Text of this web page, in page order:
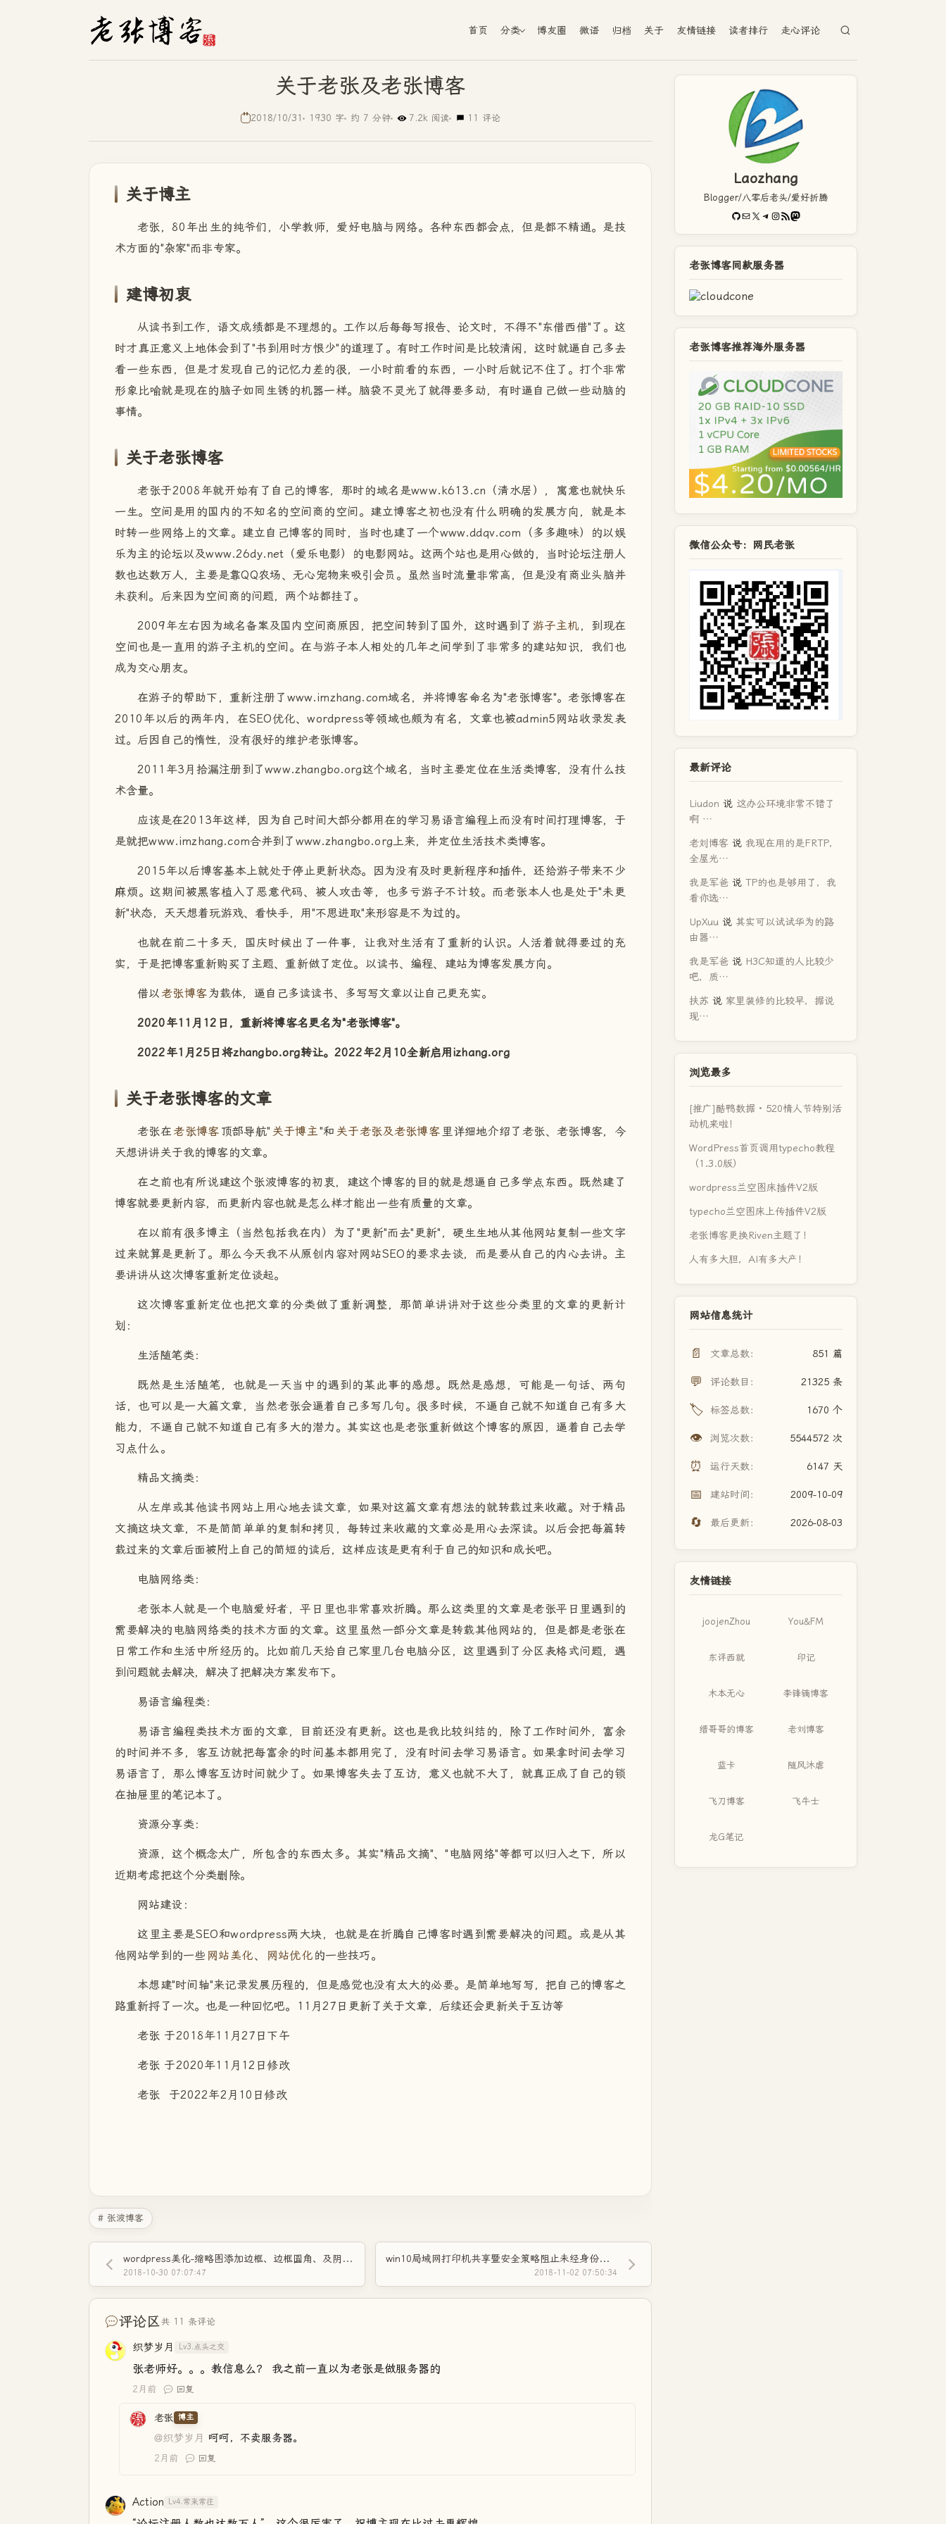
首页 分类 博友圈 微语 归档 关于 友情链接 读者排行 走心评论
关于老张及老张博客
2018/10/31 1930 字 约 7 分钟 7.2k 阅读 11 评论
关于博主
老张，80年出生的纯爷们，小学教师，爱好电脑与网络。各种东西都会点，但是都不精通。是技
术方面的"杂家"而非专家。
建博初衷
从读书到工作，语文成绩都是不理想的。工作以后每每写报告、论文时，不得不"东借西借"了。这
时才真正意义上地体会到了"书到用时方恨少"的道理了。有时工作时间是比较清闲，这时就逼自己多去
看一些东西，但是才发现自己的记忆力差的很，一小时前看的东西，一小时后就记不住了。打个非常
形象比喻就是现在的脑子如同生锈的机器一样。脑袋不灵光了就得要多动，有时逼自己做一些动脑的
事情。
关于老张博客
老张于2008年就开始有了自己的博客，那时的域名是www.k613.cn（清水居），寓意也就快乐
一生。空间是用的国内的不知名的空间商的空间。建立博客之初也没有什么明确的发展方向，就是本
时转一些网络上的文章。建立自己博客的同时，当时也建了一个www.ddqv.com（多多趣味）的以娱
乐为主的论坛以及www.26dy.net（爱乐电影）的电影网站。这两个站也是用心做的，当时论坛注册人
数也达数万人，主要是靠QQ农场、无心宠物来吸引会员。虽然当时流量非常高，但是没有商业头脑并
未获利。后来因为空间商的问题，两个站都挂了。
2009年左右因为域名备案及国内空间商原因，把空间转到了国外，这时遇到了 游子主机 ，到现在
空间也是一直用的游子主机的空间。在与游子本人相处的几年之间学到了非常多的建站知识，我们也
成为交心朋友。
在游子的帮助下，重新注册了www.imzhang.com域名，并将博客命名为"老张博客"。老张博客在
2010年以后的两年内，在SEO优化、wordpress等领域也颇为有名，文章也被admin5网站收录发表
过。后因自己的惰性，没有很好的维护老张博客。
2011年3月拾漏注册到了www.zhangbo.org这个域名，当时主要定位在生活类博客，没有什么技
术含量。
应该是在2013年这样，因为自己时间大部分都用在的学习易语言编程上而没有时间打理博客，于
是就把www.imzhang.com合并到了www.zhangbo.org上来，并定位生活技术类博客。
2015年以后博客基本上就处于停止更新状态。因为没有及时更新程序和插件，还给游子带来不少
麻烦。这期间被黑客植入了恶意代码、被人攻击等，也多亏游子不计较。而老张本人也是处于"未更
新"状态，天天想着玩游戏、看快手，用"不思进取"来形容是不为过的。
也就在前二十多天，国庆时候出了一件事，让我对生活有了重新的认识。人活着就得要过的充
实，于是把博客重新购买了主题、重新做了定位。以读书、编程、建站为博客发展方向。
借以老张博客 为载体，逼自己多读读书、多写写文章以让自己更充实。
2020年11月12日，重新将博客名更名为"老张博客"。
2022年1月25日将zhangbo.org转让。2022年2月10全新启用izhang.org
关于老张博客的文章
老张在老张博客 顶部导航" 关于博主"和 关于老张及老张博客 里详细地介绍了老张、老张博客，今
天想讲讲关于我的博客的文章。
在之前也有所说建这个张波博客的初衷，建这个博客的目的就是想逼自己多学点东西。既然建了
博客就要更新内容，而更新内容也就是怎么样才能出一些有质量的文章。
在以前有很多博主（当然包括我在内）为了"更新"而去"更新"，硬生生地从其他网站复制一些文字
过来就算是更新了。那么今天我不从原创内容对网站SEO的要求去谈，而是要从自己的内心去讲。主
要讲讲从这次博客重新定位谈起。
这次博客重新定位也把文章的分类做了重新调整，那简单讲讲对于这些分类里的文章的更新计
划：
生活随笔类：
既然是生活随笔，也就是一天当中的遇到的某此事的感想。既然是感想，可能是一句话、两句
话，也可以是一大篇文章，当然老张会逼着自己多写几句。很多时候，不逼自己就不知道自己有多大
能力，不逼自己就不知道自己有多大的潜力。其实这也是老张重新做这个博客的原因，逼着自己去学
习点什么。
精品文摘类：
从左岸或其他读书网站上用心地去读文章，如果对这篇文章有想法的就转载过来收藏。对于精品
文摘这块文章，不是简简单单的复制和拷贝，每转过来收藏的文章必是用心去深读。以后会把每篇转
载过来的文章后面被附上自己的简短的读后，这样应该是更有利于自己的知识和成长吧。
电脑网络类：
老张本人就是一个电脑爱好者，平日里也非常喜欢折腾。那么这类里的文章是老张平日里遇到的
需要解决的电脑网络类的技术方面的文章。这里虽然一部分文章是转载其他网站的，但是都是老张在
日常工作和生活中所经历的。比如前几天给自己家里几台电脑分区，这里遇到了分区表格式问题，遇
到问题就去解决，解决了把解决方案发布下。
易语言编程类：
易语言编程类技术方面的文章，目前还没有更新。这也是我比较纠结的，除了工作时间外，富余
的时间并不多，客互访就把每富余的时间基本都用完了，没有时间去学习易语言。如果拿时间去学习
易语言了，那么博客互访时间就少了。如果博客失去了互访，意义也就不大了，就真正成了自己的锁
在抽屉里的笔记本了。
资源分享类：
资源，这个概念太广，所包含的东西太多。其实"精品文摘"、"电脑网络"等都可以归入之下，所以
近期考虑把这个分类删除。
网站建设：
这里主要是SEO和wordpress两大块，也就是在折腾自己博客时遇到需要解决的问题。或是从其
他网站学到的一些 网站美化、 网站优化 的一些技巧。
本想建"时间轴"来记录发展历程的，但是感觉也没有太大的必要。是简单地写写，把自己的博客之
路重新捋了一次。也是一种回忆吧。11月27日更新了关于文章，后续还会更新关于互访等
老张 于2018年11月27日下午
老张 于2020年11月12日修改
老张 于2022年2月10日修改
# 张波博客
wordpress美化-缩略图添加边框、边框圆角、及阴影效果
2018-10-30 07:07:47
win10局域网打印机共享暨安全策略阻止未经身份验证的来宾访问解除方法
2018-11-02 07:50:34
评论区共 11 条评论
织梦岁月 Lv3.点头之交
张老师好。。。教信息么？ 我之前一直以为老张是做服务器的
2月前 回复
老张 博主
@织梦岁月 呵呵，不卖服务器。
2月前 回复
Action Lv4.常来常往
Laozhang
Blogger/八零后老头/爱好折腾
GitHub
电子邮件X Telegram
Instagram
RSS FeedMastodon
老张博客同款服务器
老张博客推荐海外服务器
微信公众号：网民老张
最新评论
Liudon 说 这办公环境非常不错了
啊 …
老刘博客 说 我现在用的是FRTP，
全屋光…
我是军爸 说 TP的也是够用了，我
看你选…
UpXuu 说 其实可以试试华为的路
由器…
我是军爸 说 H3C知道的人比较少
吧，质…
扶苏 说 家里装修的比较早，据说
现…
浏览最多
[推广]酷鸭数据 · 520情人节特别活
动机来啦！
WordPress首页调用typecho教程
（1.3.0版）
wordpress兰空图床插件V2版
typecho兰空图床上传插件V2版
老张博客更换Riven主题了！
人有多大胆，AI有多大产！
网站信息统计
📄 文章总数： 851 篇
💬 评论数目： 21325 条
🏷️ 标签总数： 1670 个
👁️ 浏览次数： 5544572 次
⏰ 运行天数： 6147 天
📅 建站时间： 2009-10-09
🔄 最后更新： 2026-08-03
友情链接
joojenZhou You&FM
东评西就 印记
木本无心 李锋镝博客
缙哥哥的博客 老刘博客
蓝卡 随风沐虐
飞刀博客 飞牛士
龙G笔记